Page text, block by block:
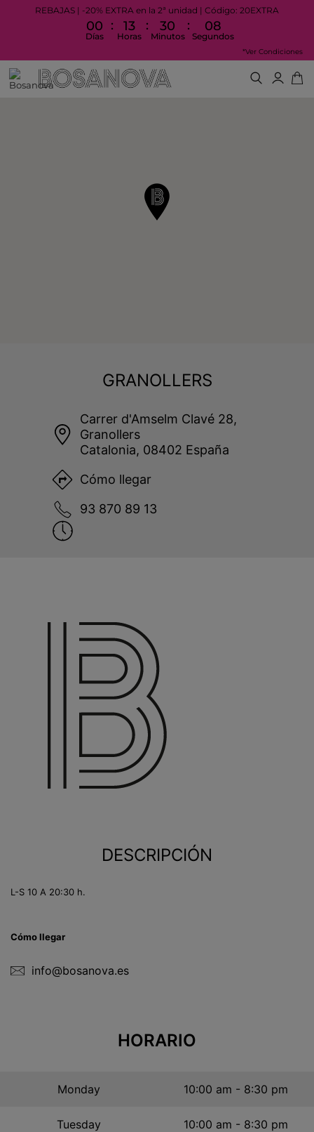
REBAJAS | -20% EXTRA en la 2ª unidad | Código: 20EXTRA
00
Días
: 13
Horas
: 30
Minutos
: 08
Segundos
*Ver Condiciones
GRANOLLERS
Carrer d'Amselm Clavé 28,
Granollers
Catalonia, 08402 España
Cómo llegar
93 870 89 13
DESCRIPCIÓN
L-S 10 A 20:30 h.
Cómo llegar
info@bosanova.es
HORARIO
Monday 10:00 am - 8:30 pm
Tuesday 10:00 am - 8:30 pm